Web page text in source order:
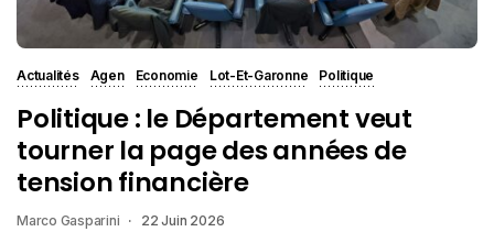
Actualités Agen Economie Lot-Et-Garonne Politique
Politique : le Département veut
tourner la page des années de
tension financière
Marco Gasparini 22 Juin 2026